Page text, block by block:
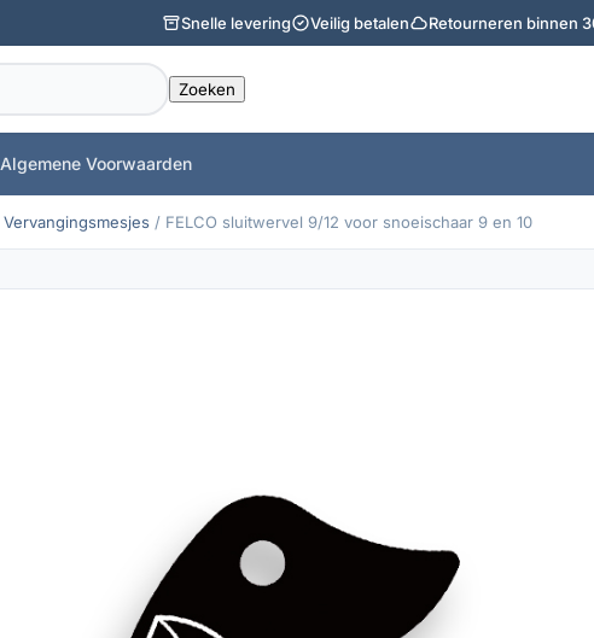
Snelle levering Veilig betalen Retourneren binnen
Algemene Voorwaarden
Vervangingsmesjes / FELCO sluitwervel 9/12 voor snoeischaar 9 en 10